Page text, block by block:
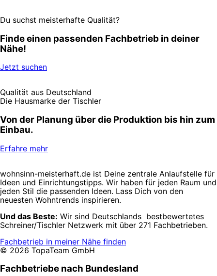
Du suchst meisterhafte Qualität?
Finde einen passenden Fachbetrieb in deiner
Nähe!
Jetzt suchen
Qualität aus Deutschland
Die Hausmarke der Tischler
Von der Planung über die Produktion bis hin zum
Einbau.
Erfahre mehr
wohnsinn-meisterhaft.de ist Deine zentrale Anlaufstelle für
Ideen und Einrichtungstipps. Wir haben für jeden Raum und
jeden Stil die passenden Ideen. Lass Dich von den
neuesten Wohntrends inspirieren.
Und das Beste: Wir sind Deutschlands bestbewertetes
Schreiner/Tischler Netzwerk mit über 271 Fachbetrieben.
Fachbetrieb in meiner Nähe finden
© 2026 TopaTeam GmbH
Fachbetriebe nach Bundesland